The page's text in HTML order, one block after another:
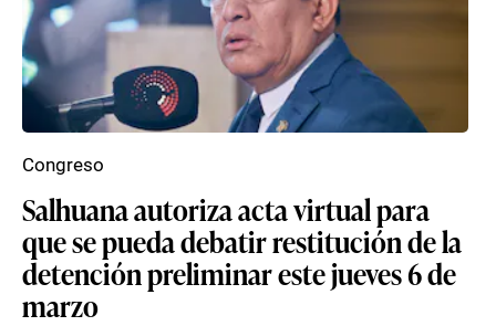
Salhuana autoriza acta virtual para
que se pueda debatir restitución de la
detención preliminar este jueves 6 de
marzo
Congreso